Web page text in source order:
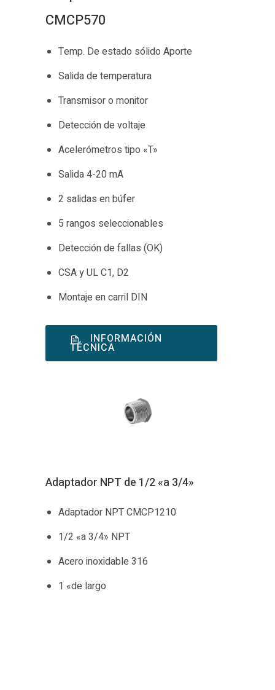
CMCP570
Temp. De estado sólido Aporte
Salida de temperatura
Transmisor o monitor
Detección de voltaje
Acelerómetros tipo «T»
Salida 4-20 mA
2 salidas en búfer
5 rangos seleccionables
Detección de fallas (OK)
CSA y UL C1, D2
Montaje en carril DIN
INFORMACIÓN
TÉCNICA
Adaptador NPT de 1/2 «a 3/4»
Adaptador NPT CMCP1210
1/2 «a 3/4» NPT
Acero inoxidable 316
1 «de largo